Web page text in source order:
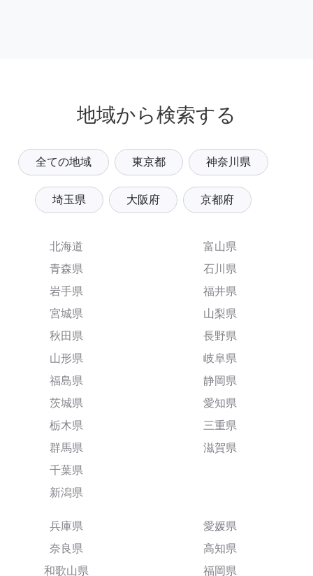
地域から検索する
全ての地域 東京都 神奈川県
埼玉県 大阪府 京都府
北海道
青森県
岩手県
宮城県
秋田県
山形県
福島県
茨城県
栃木県
群馬県
千葉県
新潟県
富山県
石川県
福井県
山梨県
長野県
岐阜県
静岡県
愛知県
三重県
滋賀県
兵庫県
奈良県
和歌山県
愛媛県
高知県
福岡県